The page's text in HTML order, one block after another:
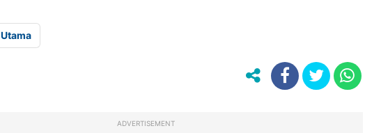
Utama
ADVERTISEMENT